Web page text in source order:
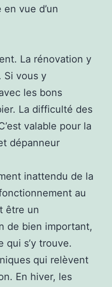
vue d’un
La rénovation y
Si vous y
les bons
La difficulté des
valable pour la
dépanneur
inattendu de la
au
être un
de bien important,
qui s’y trouve.
qui relèvent
En hiver, les